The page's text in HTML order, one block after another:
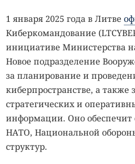
1 января 2025 года в Литве
Киберкомандование
инициативе Министерства
Новое подразделение
за планирование и
киберпространстве, а также
стратегических и
информации. Оно обеспечит
НАТО, Национальной
структур.